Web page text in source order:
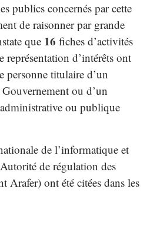
publics concernés par cette
de raisonner par grande
que 16 fiches d’activités
représentation d’intérêts ont
personne titulaire d’un
ou d’un
ou publique
de l’informatique et
de régulation des
Arafer) ont été citées dans les